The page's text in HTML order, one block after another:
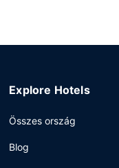
Explore Hotels
Összes ország
Blog